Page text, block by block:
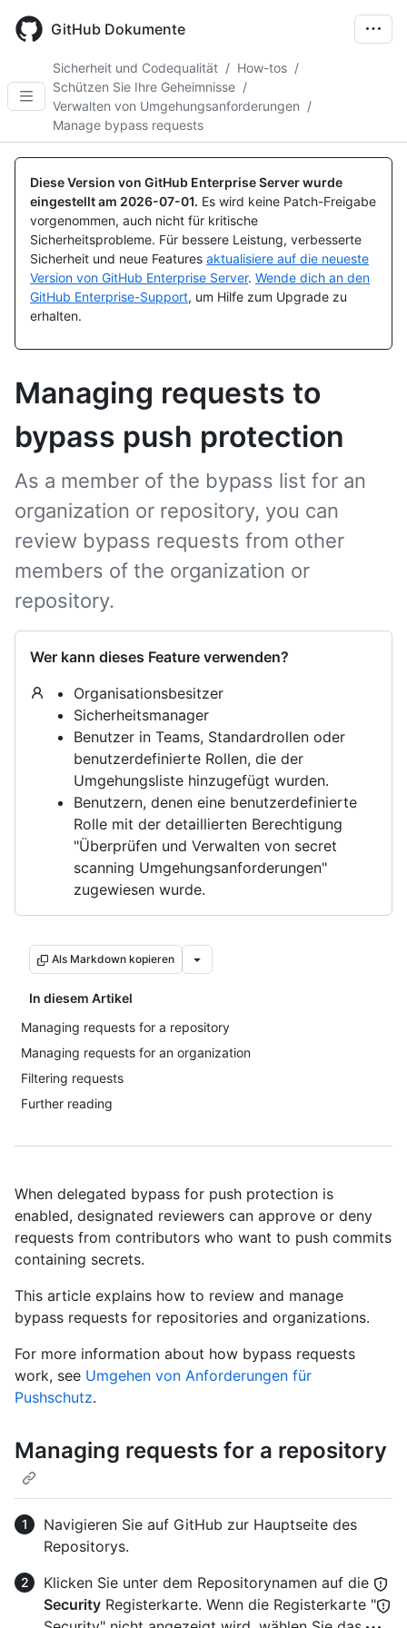
main
GitHub Dokumente
Sicherheit und Codequalität / How-tos /
Schützen Sie Ihre Geheimnisse /
Verwalten von Umgehungsanforderungen /
Manage bypass requests
Diese Version von GitHub Enterprise Server wurde
eingestellt am 2026-07-01. Es wird keine Patch-Freigabe
vorgenommen, auch nicht für kritische
Sicherheitsprobleme. Für bessere Leistung, verbesserte
Sicherheit und neue Features aktualisiere auf die neueste
Version von GitHub Enterprise Server. Wende dich an den
GitHub Enterprise-Support, um Hilfe zum Upgrade zu
erhalten.
Managing requests to
bypass push protection
As a member of the bypass list for an
organization or repository, you can
review bypass requests from other
members of the organization or
repository.
Wer kann dieses Feature verwenden?
Organisationsbesitzer
Sicherheitsmanager
Benutzer in Teams, Standardrollen oder
benutzerdefinierte Rollen, die der
Umgehungsliste hinzugefügt wurden.
Benutzern, denen eine benutzerdefinierte
Rolle mit der detaillierten Berechtigung
"Überprüfen und Verwalten von secret
scanning Umgehungsanforderungen"
zugewiesen wurde.
Als Markdown kopieren
In diesem Artikel
Managing requests for a repository
Managing requests for an organization
Filtering requests
Further reading
When delegated bypass for push protection is
enabled, designated reviewers can approve or deny
requests from contributors who want to push commits
containing secrets.
This article explains how to review and manage
bypass requests for repositories and organizations.
For more information about how bypass requests
work, see Umgehen von Anforderungen für
Pushschutz.
Managing requests for a repository
Navigieren Sie auf GitHub zur Hauptseite des
Repositorys.
Klicken Sie unter dem Repositorynamen auf die
Security Registerkarte. Wenn die Registerkarte "